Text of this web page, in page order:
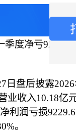
度净亏
盘后披露2026
业收入10.18亿
利润亏损
。